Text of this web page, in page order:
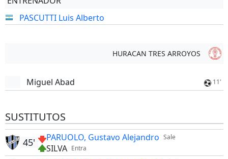
PASCUTTI Luis Alberto
HURACAN TRES ARROYOS
Miguel Abad 11'
SUSTITUTOS
Sale
PARUOLO, Gustavo Alejandro
Entra
SILVA
45'